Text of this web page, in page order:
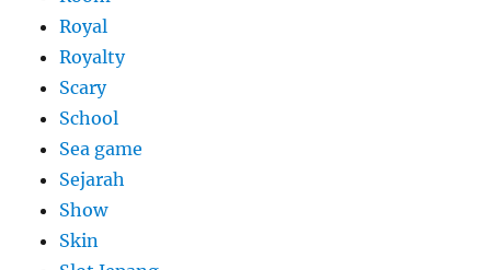
Royal
Royalty
Scary
School
Sea game
Sejarah
Show
Skin